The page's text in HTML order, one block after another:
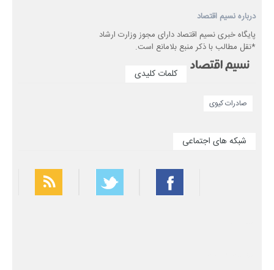
درباره نسیم اقتصاد
پایگاه خبری نسیم اقتصاد دارای مجوز وزارت ارشاد
*نقل مطالب با ذکر منبع بلامانع است.
کلمات کلیدی
صادرات کیوی
شبکه های اجتماعی